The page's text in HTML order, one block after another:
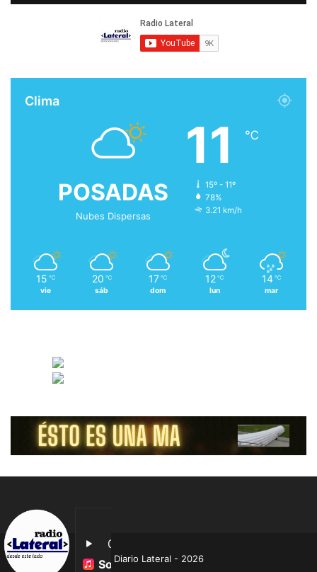
Clima
POSADAS
Nubes Dispersas
11 ℃
15º - 11º
78%
3.21 km/h
15 ℃
vie
20 ℃
sáb
17 ℃
dom
12 ℃
lun
14 ℃
mar
Diario Lateral - 2026